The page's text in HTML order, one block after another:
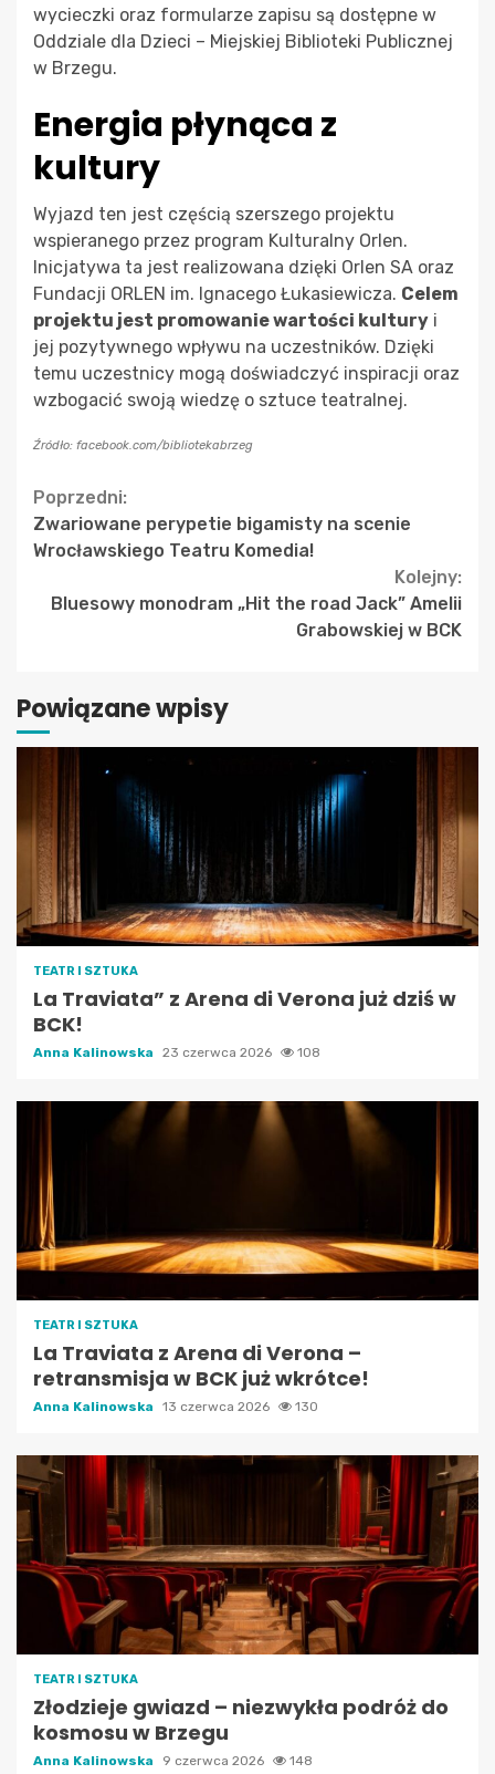
wycieczki oraz formularze zapisu są dostępne w
Oddziale dla Dzieci – Miejskiej Biblioteki Publicznej
w Brzegu.
Energia płynąca z
kultury
Wyjazd ten jest częścią szerszego projektu
wspieranego przez program Kulturalny Orlen.
Inicjatywa ta jest realizowana dzięki Orlen SA oraz
Fundacji ORLEN im. Ignacego Łukasiewicza. Celem
projektu jest promowanie wartości kultury i
jej pozytywnego wpływu na uczestników. Dzięki
temu uczestnicy mogą doświadczyć inspiracji oraz
wzbogacić swoją wiedzę o sztuce teatralnej.
Źródło: facebook.com/bibliotekabrzeg
Continue
Reading
Poprzedni:
Zwariowane perypetie bigamisty na scenie
Wrocławskiego Teatru Komedia!
Kolejny:
Bluesowy monodram „Hit the road Jack” Amelii
Grabowskiej w BCK
Powiązane wpisy
TEATR I SZTUKA
La Traviata” z Arena di Verona już dziś w
BCK!
Anna Kalinowska 23 czerwca 2026 108
TEATR I SZTUKA
La Traviata z Arena di Verona –
retransmisja w BCK już wkrótce!
Anna Kalinowska 13 czerwca 2026 130
TEATR I SZTUKA
Złodzieje gwiazd – niezwykła podróż do
kosmosu w Brzegu
Anna Kalinowska 9 czerwca 2026 148